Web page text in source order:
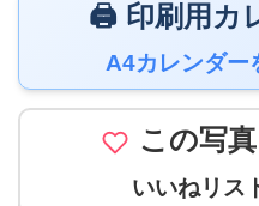
🖨️ 印刷用カ
A4カレンダー
この写
いいねリス